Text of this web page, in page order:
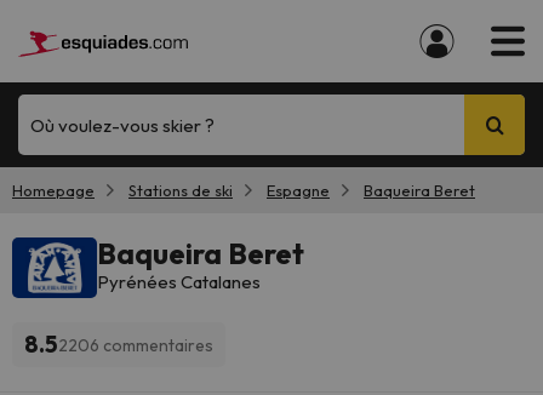
Où voulez-vous skier ?
Homepage Stations de ski Espagne Baqueira Beret
Baqueira Beret
Pyrénées Catalanes
8.52206 commentaires